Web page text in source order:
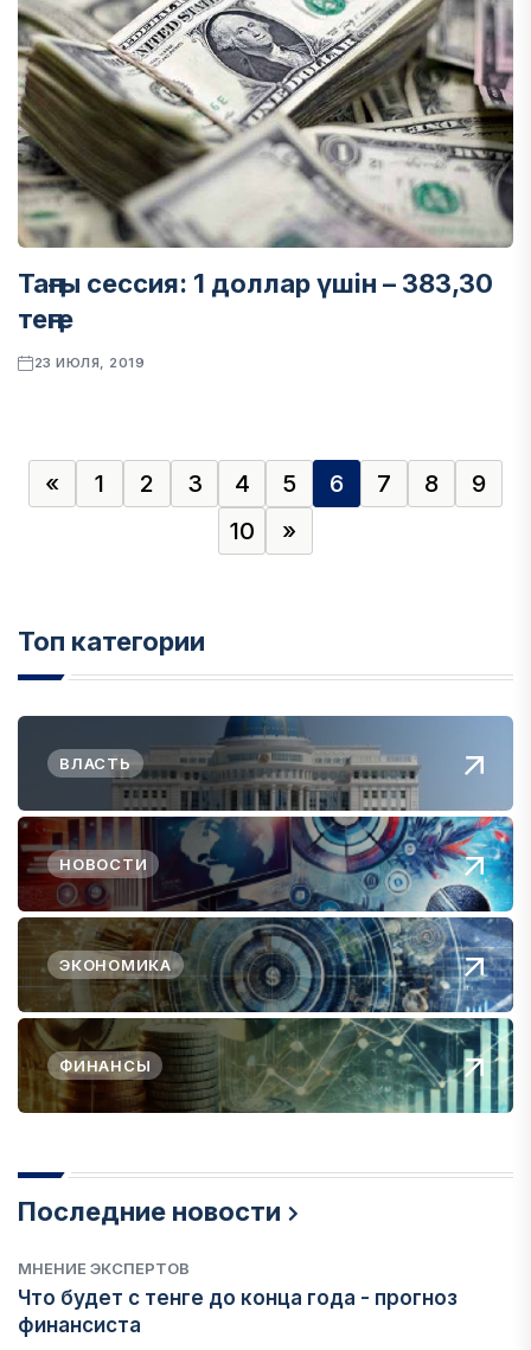
Таңғы сессия: 1 доллар үшін – 383,30
теңге
23 ИЮЛЯ, 2019
« 1 2 3 4 5 6 7 8
9
10
»
Топ категории
ВЛАСТЬ
НОВОСТИ
ЭКОНОМИКА
ФИНАНСЫ
Последние новости
МНЕНИЕ ЭКСПЕРТОВ
Что будет с тенге до конца года - прогноз
финансиста